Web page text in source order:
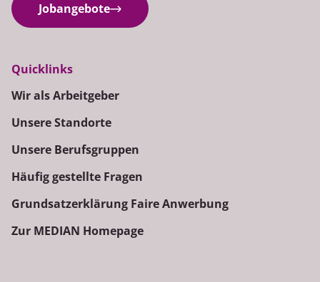
Jobangebote
Quicklinks
Wir als Arbeitgeber
Unsere Standorte
Unsere Berufsgruppen
Häufig gestellte Fragen
Grundsatzerklärung Faire Anwerbung
Zur MEDIAN Homepage